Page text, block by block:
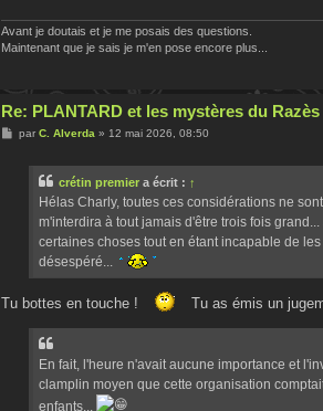
Avant je doutais et je me posais des questions.
Maintenant que je sais je m'en pose encore plus...
Re: PLANTARD et les mystères du Razès
Mpar C. Alverda » 12 mai 2026, 08:50
crétin premier a écrit : ↑
Hélas Charly, toutes ces considérations ne
m'interdira à tout jamais d'être trois fois
certaines choses tout en étant incapable de
désespéré...
Tu bottes en touche ! Tu as émis un
En fait, l'heure n'avait aucune importance et
clamplin moyen que cette organisation
enfants...